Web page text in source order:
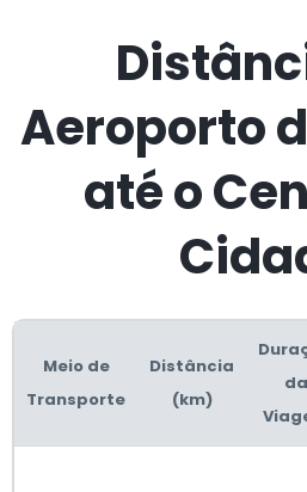
Aeroporto
até o
Meio de
Transporte
Distância
(km)
da